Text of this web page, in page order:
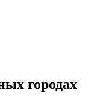
городах